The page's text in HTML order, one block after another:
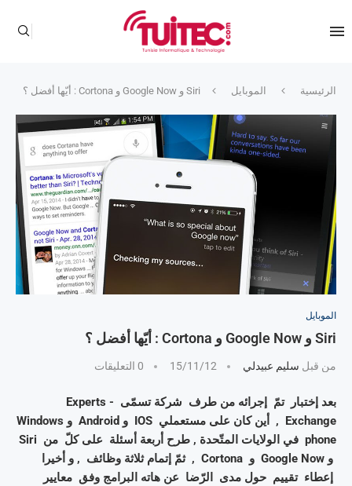
الرئيسية الموبايل Siri و Google Now و Cortona : أيّها أفضل ؟
الموبايل
Siri و Google Now و Cortona : أيّها أفضل ؟
من قبل سليم عبيدلي 15/11/12 0 التعليقات
بعد إختبار تمّ إجرائه من طرف شركة تسمّى Experts -
Exchange , أين كان على مستعملي IOS و Android و Windows
phone في الولايات المتّحدة , طرح أربعة أسئلة على كلّ من Siri
و Google Now و Cortona , ثمّ إتمام ثلاثة وظائف , و أخيرا
إعطاء تقييم حول مدى الرّضا عن هاته البرامج وفق معايير